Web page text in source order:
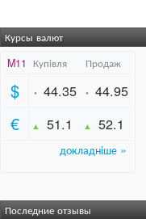
Курсы валют
Последние отзывы